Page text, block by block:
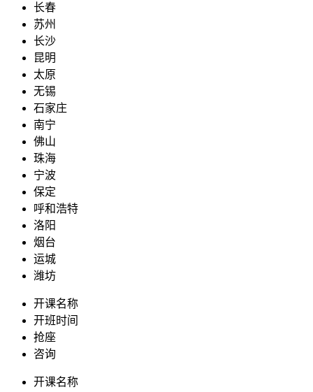
长春
苏州
长沙
昆明
太原
无锡
石家庄
南宁
佛山
珠海
宁波
保定
呼和浩特
洛阳
烟台
运城
潍坊
开课名称
开班时间
抢座
咨询
开课名称